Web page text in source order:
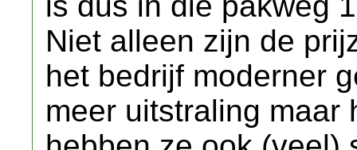
Niet alleen zijn de
het bedrijf moderner
meer uitstraling maar